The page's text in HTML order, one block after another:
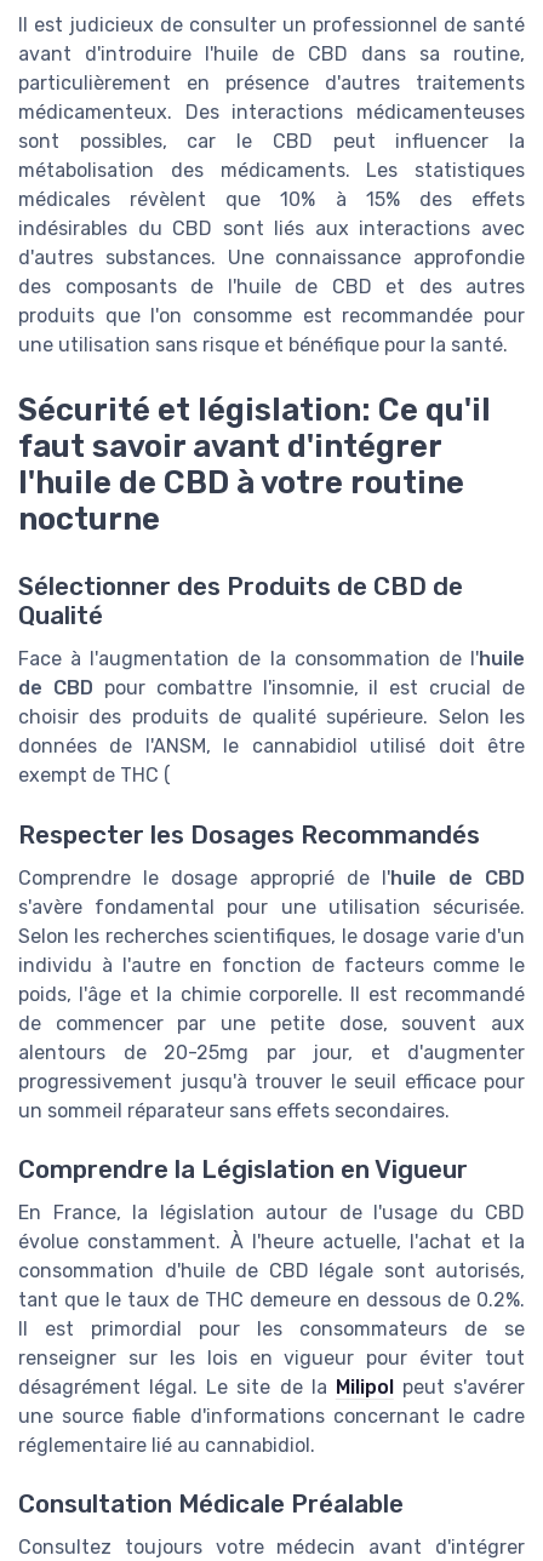
Il est judicieux de consulter un professionnel de santé
avant d'introduire l'huile de CBD dans sa routine,
particulièrement en présence d'autres traitements
médicamenteux. Des interactions médicamenteuses
sont possibles, car le CBD peut influencer la
métabolisation des médicaments. Les statistiques
médicales révèlent que 10% à 15% des effets
indésirables du CBD sont liés aux interactions avec
d'autres substances. Une connaissance approfondie
des composants de l'huile de CBD et des autres
produits que l'on consomme est recommandée pour
une utilisation sans risque et bénéfique pour la santé.
Sécurité et législation: Ce qu'il
faut savoir avant d'intégrer
l'huile de CBD à votre routine
nocturne
Sélectionner des Produits de CBD de
Qualité
Face à l'augmentation de la consommation de l'huile
de CBD pour combattre l'insomnie, il est crucial de
choisir des produits de qualité supérieure. Selon les
données de l'ANSM, le cannabidiol utilisé doit être
exempt de THC (
Respecter les Dosages Recommandés
Comprendre le dosage approprié de l'huile de CBD
s'avère fondamental pour une utilisation sécurisée.
Selon les recherches scientifiques, le dosage varie d'un
individu à l'autre en fonction de facteurs comme le
poids, l'âge et la chimie corporelle. Il est recommandé
de commencer par une petite dose, souvent aux
alentours de 20-25mg par jour, et d'augmenter
progressivement jusqu'à trouver le seuil efficace pour
un sommeil réparateur sans effets secondaires.
Comprendre la Législation en Vigueur
En France, la législation autour de l'usage du CBD
évolue constamment. À l'heure actuelle, l'achat et la
consommation d'huile de CBD légale sont autorisés,
tant que le taux de THC demeure en dessous de 0.2%.
Il est primordial pour les consommateurs de se
renseigner sur les lois en vigueur pour éviter tout
désagrément légal. Le site de la Milipolpeut s'avérer
une source fiable d'informations concernant le cadre
réglementaire lié au cannabidiol.
Consultation Médicale Préalable
Consultez toujours votre médecin avant d'intégrer